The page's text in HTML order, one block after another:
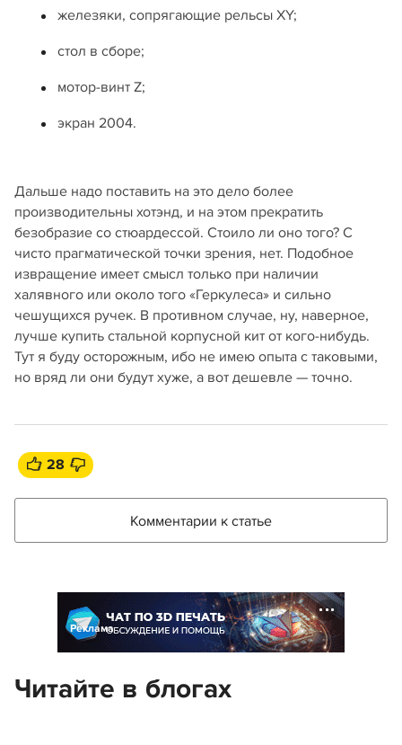
железяки, сопрягающие рельсы XY;
стол в сборе;
мотор-винт Z;
экран 2004.
Дальше надо поставить на это дело более
производительны хотэнд, и на этом прекратить
безобразие со стюардессой. Стоило ли оно того? С
чисто прагматической точки зрения, нет. Подобное
извращение имеет смысл только при наличии
халявного или около того «Геркулеса» и сильно
чешущихся ручек. В противном случае, ну, наверное,
лучше купить стальной корпусной кит от кого-нибудь.
Тут я буду осторожным, ибо не имею опыта с таковыми,
но вряд ли они будут хуже, а вот дешевле — точно.
28
Комментарии к статье
Реклама
Читайте в блогах